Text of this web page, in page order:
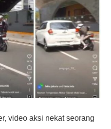
video aksi nekat seorang